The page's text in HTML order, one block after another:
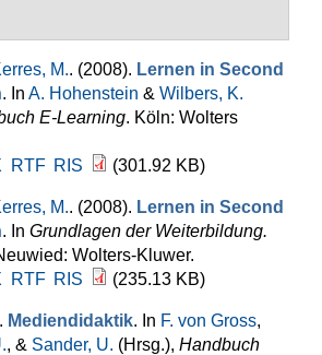
M.. (2008). Lernen in Second
. In A. Hohenstein & Wilbers, K.
E-Learning. Köln: Wolters
RTF RIS (301.92 KB)
M.. (2008). Lernen in Second
. In Grundlagen der Weiterbildung.
Wolters-Kluwer.
RTF RIS (235.13 KB)
Mediendidaktik. In F. von Gross,
, & Sander, U. (Hrsg.), Handbuch